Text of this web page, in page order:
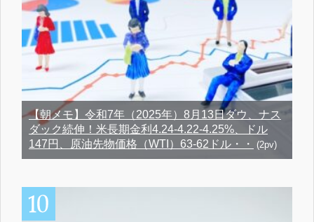
【朝メモ】令和7年（2025年）8月13日ダウ、ナス
ダック続伸！米長期金利4.24-4.22-4.25%、ドル
147円、原油先物価格（WTI）63-62ドル・・
(2pv)